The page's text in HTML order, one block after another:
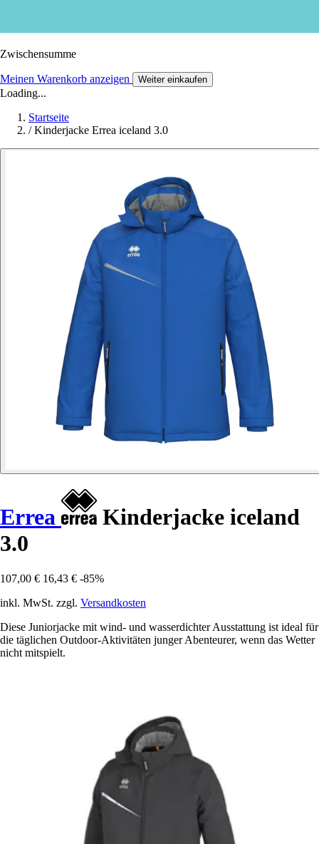
Zwischensumme
Meinen Warenkorb anzeigen Weiter einkaufen
Loading...
Startseite
/ Kinderjacke Errea iceland 3.0
Errea
Kinderjacke iceland
3.0
107,00 € 16,43 € -85%
inkl. MwSt. zzgl. Versandkosten
Diese Juniorjacke mit wind- und wasserdichter Ausstattung ist ideal für
die täglichen Outdoor-Aktivitäten junger Abenteurer, wenn das Wetter
nicht mitspielt.